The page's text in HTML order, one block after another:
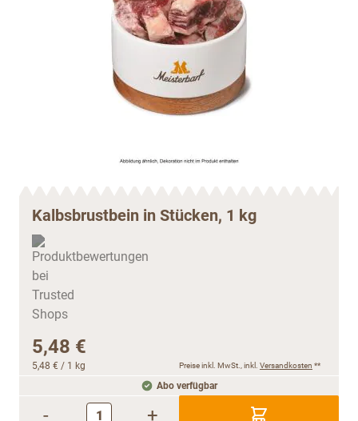
Kalbsbrustbein in Stücken, 1 kg
5,48 €
5,48 € / 1 kg Preise inkl. MwSt., inkl. Versandkosten **
Abo verfügbar
- +